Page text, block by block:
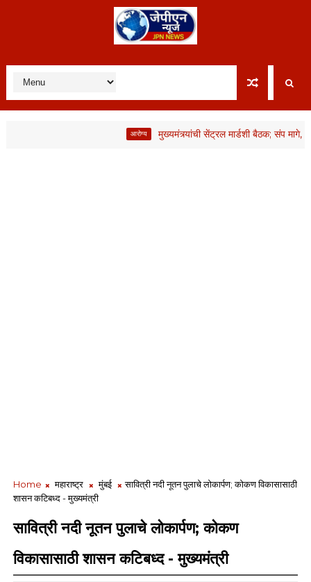
मुख्यमंत्र्यांची सेंट्रल मार्डशी बैठक; संप मागे, मात्र
Home महाराष्ट्र मुंबई
सावित्री नदी नूतन पुलाचे लोकार्पण; कोकण विकासासाठी
शासन कटिबध्द - मुख्यमंत्री
सावित्री नदी नूतन पुलाचे लोकार्पण; कोकण
विकासासाठी शासन कटिबध्द - मुख्यमंत्री